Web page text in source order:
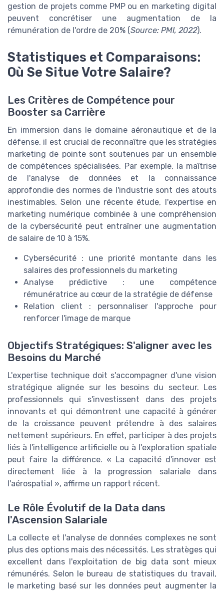
gestion de projets comme PMP ou en marketing digital
peuvent concrétiser une augmentation de la
rémunération de l'ordre de 20% (Source: PMI, 2022).
Statistiques et Comparaisons:
Où Se Situe Votre Salaire?
Les Critères de Compétence pour
Booster sa Carrière
En immersion dans le domaine aéronautique et de la
défense, il est crucial de reconnaître que les stratégies
marketing de pointe sont soutenues par un ensemble
de compétences spécialisées. Par exemple, la maîtrise
de l'analyse de données et la connaissance
approfondie des normes de l'industrie sont des atouts
inestimables. Selon une récente étude, l'expertise en
marketing numérique combinée à une compréhension
de la cybersécurité peut entraîner une augmentation
de salaire de 10 à 15%.
Cybersécurité : une priorité montante dans les
salaires des professionnels du marketing
Analyse prédictive : une compétence
rémunératrice au cœur de la stratégie de défense
Relation client : personnaliser l'approche pour
renforcer l'image de marque
Objectifs Stratégiques: S'aligner avec les
Besoins du Marché
L'expertise technique doit s'accompagner d'une vision
stratégique alignée sur les besoins du secteur. Les
professionnels qui s'investissent dans des projets
innovants et qui démontrent une capacité à générer
de la croissance peuvent prétendre à des salaires
nettement supérieurs. En effet, participer à des projets
liés à l'intelligence artificielle ou à l'exploration spatiale
peut faire la différence. « La capacité d'innover est
directement liée à la progression salariale dans
l'aérospatial », affirme un rapport récent.
Le Rôle Évolutif de la Data dans
l'Ascension Salariale
La collecte et l'analyse de données complexes ne sont
plus des options mais des nécessités. Les stratèges qui
excellent dans l'exploitation de big data sont mieux
rémunérés. Selon le bureau de statistiques du travail,
le marketing basé sur les données peut augmenter la